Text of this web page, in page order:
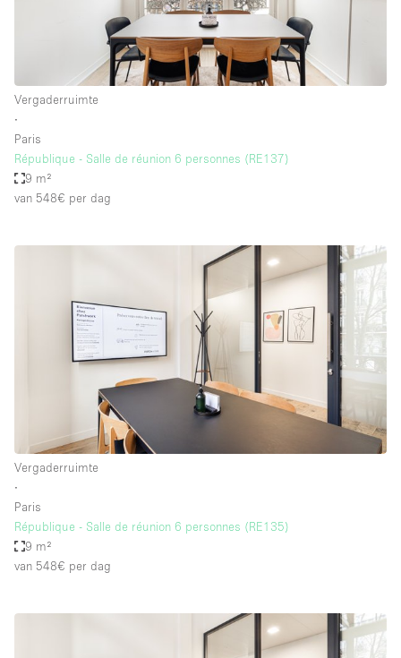
Vergaderruimte
∙
Paris
République - Salle de réunion 6 personnes (RE137)
9 m²
van 548€ per dag
Vergaderruimte
∙
Paris
République - Salle de réunion 6 personnes (RE135)
9 m²
van 548€ per dag